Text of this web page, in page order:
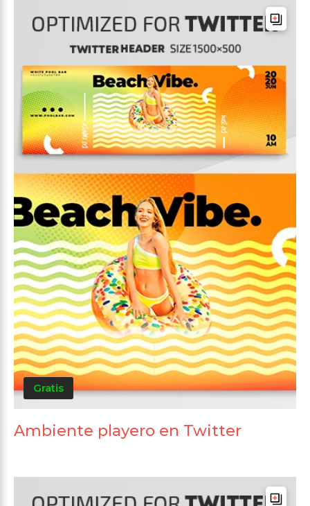
Gratis
Ambiente playero en Twitter